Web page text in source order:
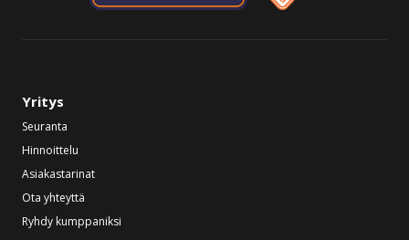
Yritys
Seuranta
Hinnoittelu
Asiakastarinat
Ota yhteyttä
Ryhdy kumppaniksi